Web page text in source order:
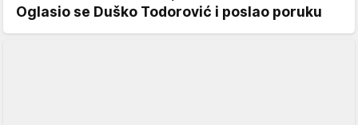
Oglasio se Duško Todorović i poslao poruku